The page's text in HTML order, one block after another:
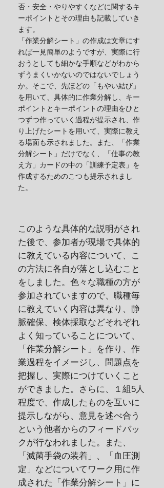
否・安全・やりやすくなどに関するキ
ーポイントとその理由も記載していき
ます。
「作業分解シート」の作成は文章にす
れば一見簡単のようですが、実際に行
おうとしても細かな手順などがわから
ずうまくいかないのではないでしょう
か。そこで、先ほどの「もやい結び」
を用いて、具体的に作業分解し、キー
ポイントとキーポイントの理由をひと
つずつ作っていく過程が提示され、作
り上げたシートを用いて、実際に教え
る場面も示されました。また、「作業
分解シート」だけでなく、「仕事の教
え方」カードの中の「訓練予定表」を
作成するためのこつも提示されまし
た。
このような具体的な説明がされ
た後で、参加者が現場で具体的
に教えている内容について、こ
の方法に各自が落とし込むこと
をしました。色々な職種の方が
参加されていますので、職種毎
に教えていく内容は異なり、静
脈確保、検体採取などそれぞれ
よく知っていることについて、
「作業分解シート」を作り、作
業過程をイメージし、問題点を
把握し、実際につけていくこと
ができました。さらに、１組5人
程度で、作成したものを互いに
提示しながら、意見を述べ合う
という他者からのフィードバッ
クが行なわれました。また、
「滅菌手袋の装着」、「血圧測
定」などについてワーク用に作
成された「作業分解シート」に